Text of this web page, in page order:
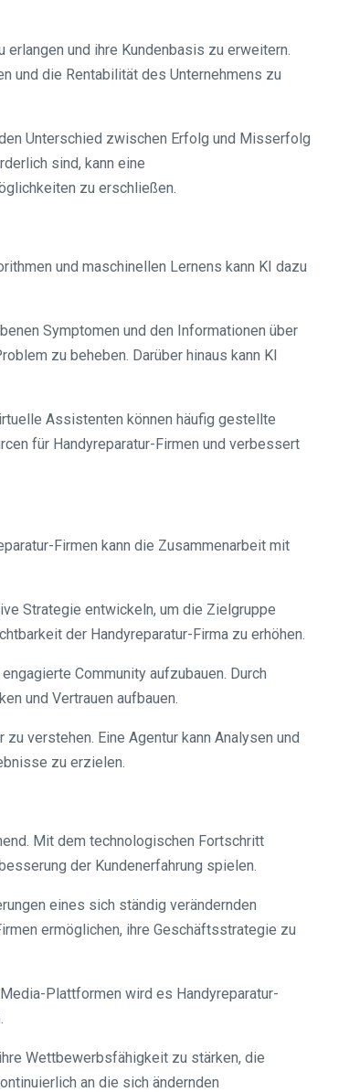
und ihre Kundenbasis zu erweitern.
und die Rentabilität des Unternehmens zu
Unterschied zwischen Erfolg und Misserfolg
sind, kann eine
zu erschließen.
und maschinellen Lernens kann KI dazu
Symptomen und den Informationen über
zu beheben. Darüber hinaus kann KI
Assistenten können häufig gestellte
für Handyreparatur-Firmen und verbessert
Firmen kann die Zusammenarbeit mit
Strategie entwickeln, um die Zielgruppe
der Handyreparatur-Firma zu erhöhen.
Community aufzubauen. Durch
und Vertrauen aufbauen.
verstehen. Eine Agentur kann Analysen und
zu erzielen.
Mit dem technologischen Fortschritt
der Kundenerfahrung spielen.
eines sich ständig verändernden
ermöglichen, ihre Geschäftsstrategie zu
Plattformen wird es Handyreparatur-
Wettbewerbsfähigkeit zu stärken, die
an die sich ändernden